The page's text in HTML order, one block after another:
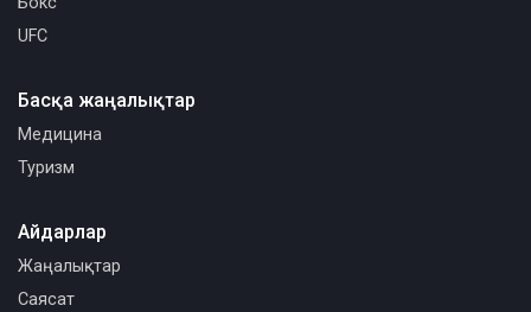
UFC
Басқа жаңалықтар
Медицина
Туризм
Айдарлар
Жаңалықтар
Саясат